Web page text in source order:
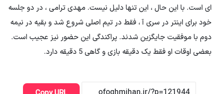
ای است. با این حال ، این تنها دلیل نیست. مهدی ترامی ، در دو جلسه
خود برای اینتر در سری آ ، فقط در تیم اصلی شروع شد و بقیه در نیمه
دوم با موفقیت جایگزین شدند. پراکندگی این حضور نیز عجیب است.
بعضی اوقات او فقط یک دقیقه بازی و گاهی 5 دقیقه دارد.